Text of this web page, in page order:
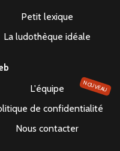
Petit lexique
La ludothèque idéale
L'équipe NOUVEAU
de confidentialité
Nous contacter